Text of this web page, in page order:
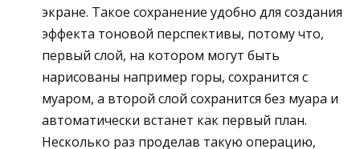
экране. Такое сохранение удобно для создания
эффекта тоновой перспективы, потому что,
первый слой, на котором могут быть
нарисованы например горы, сохранится с
муаром, а второй слой сохранится без муара и
автоматически встанет как первый план.
Несколько раз проделав такую операцию,